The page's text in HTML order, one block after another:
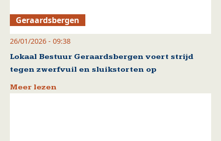
Geraardsbergen
26/01/2026 - 09:38
Lokaal Bestuur Geraardsbergen voert strijd
tegen zwerfvuil en sluikstorten op
Meer lezen